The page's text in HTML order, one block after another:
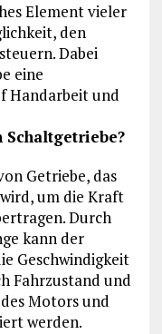
Element vieler
den
Dabei
eine
Handarbeit und
Getriebe, das
um die Kraft
Durch
kann der
Geschwindigkeit
Fahrzustand und
Motors und
werden.